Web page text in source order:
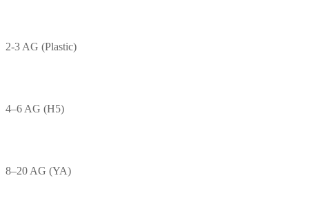
2-3 AG (Plastic)
4–6 AG (H5)
8–20 AG (YA)